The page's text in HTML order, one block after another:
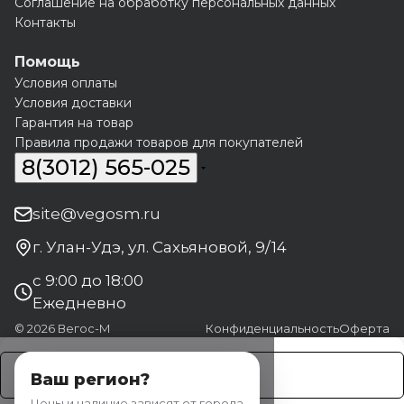
Контакты
Помощь
Условия оплаты
Условия доставки
Гарантия на товар
Правила продажи товаров для покупателей
8(3012) 565-025
site@vegosm.ru
г. Улан-Удэ, ул. Сахьяновой, 9/14
с 9:00 до 18:00
Ежедневно
© 2026 Вегос-М КонфиденциальностьОферта
Ваш регион?